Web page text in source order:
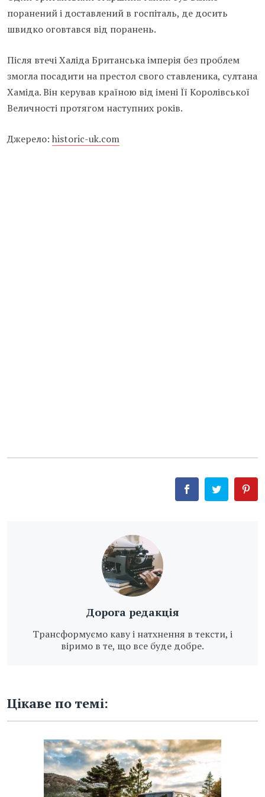
поранений і доставлений в госпіталь, де досить
швидко оговтався від поранень.
Після втечі Халіда Британська імперія без проблем
змогла посадити на престол свого ставленика, султана
Хаміда. Він керував країною від імені Її Королівської
Величності протягом наступних років.
Джерело: historic-uk.com
Дорога редакція
Трансформуємо каву і натхнення в тексти, і
віримо в те, що все буде добре.
Цікаве по темі: